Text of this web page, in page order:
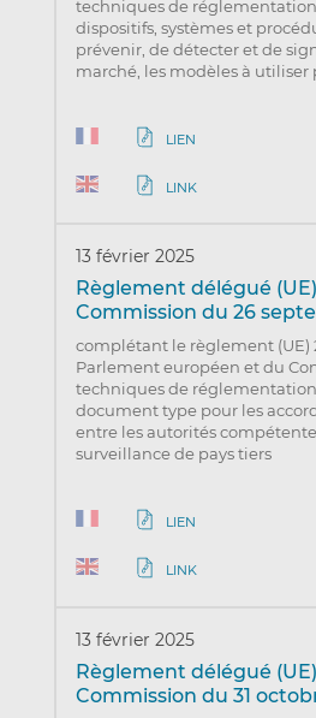
techniques de
dispositifs, systèmes et
prévenir, de détecter et de
marché, les modèles à utiliser
LIEN
LINK
13 février 2025
Règlement délégué
Commission du 26
complétant le règlement (UE)
Parlement européen et du
techniques de
document type pour les
entre les autorités
surveillance de pays tiers
LIEN
LINK
13 février 2025
Règlement délégué
Commission du 31